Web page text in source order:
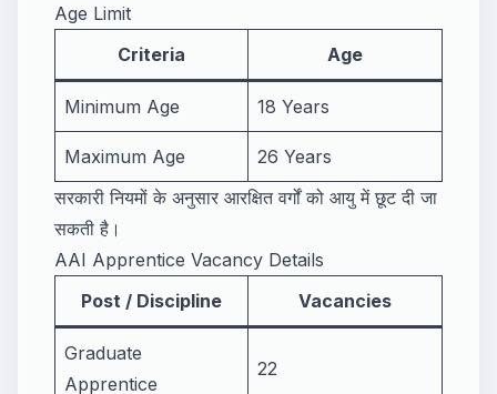
Age Limit
Criteria
Age
Minimum Age 18 Years
Maximum Age
26 Years
सरकारी नियमों के अनुसार आरक्षित वर्गों को आयु में छूट दी जा
सकती है।
AAI Apprentice Vacancy Details
Post / Discipline
Vacancies
Graduate
Apprentice
22